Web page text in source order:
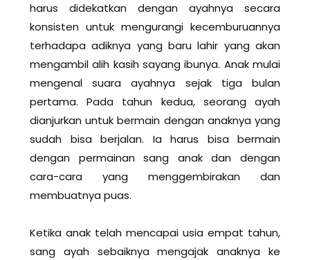
harus didekatkan dengan ayahnya secara
konsisten untuk mengurangi kecemburuannya
terhadapa adiknya yang baru lahir yang akan
mengambil alih kasih sayang ibunya. Anak mulai
mengenal suara ayahnya sejak tiga bulan
pertama. Pada tahun kedua, seorang ayah
dianjurkan untuk bermain dengan anaknya yang
sudah bisa berjalan. Ia harus bisa bermain
dengan permainan sang anak dan dengan
cara-cara yang menggembirakan dan
membuatnya puas.
Ketika anak telah mencapai usia empat tahun,
sang ayah sebaiknya mengajak anaknya ke